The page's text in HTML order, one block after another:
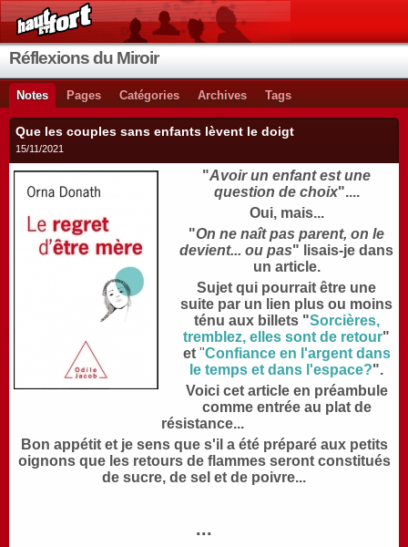
Réflexions du Miroir
Notes Pages Catégories Archives Tags
Que les couples sans enfants lèvent le doigt
15/11/2021
"Avoir un enfant est une
question de choix"....
Oui, mais...
"On ne naît pas parent, on le
devient... ou pas" lisais-je dans
un article.
Sujet qui pourrait être une
suite par un lien plus ou moins
ténu aux billets "Sorcières,
tremblez, elles sont de retour"
et "Confiance en l'argent dans
le temps et dans l'espace?".
Voici cet article en préambule
comme entrée au plat de
résistance...
Bon appétit et je sens que s'il a été préparé aux petits
oignons que les retours de flammes seront constitués
de sucre, de sel et de poivre...
...